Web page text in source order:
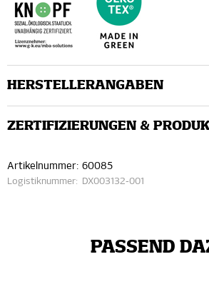
HERSTELLERANGABEN
ZERTIFIZIERUNGEN &
Artikelnummer: 60085
Logistiknummer: DX003132-001
PASSEND